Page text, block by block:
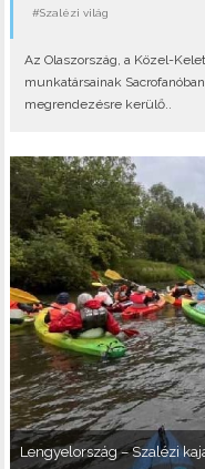
#Szalézi világ
Az Olaszország, a Közel-
munkatársainak
megrendezésre kerülő..
Lengyelország – Szalézi